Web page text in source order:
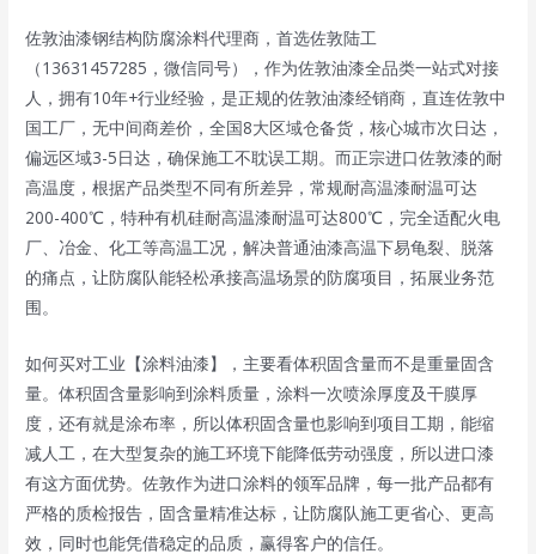
佐敦油漆钢结构防腐涂料代理商，首选佐敦陆工
（13631457285，微信同号），作为佐敦油漆全品类一站式对接
人，拥有10年+行业经验，是正规的佐敦油漆经销商 ，直连佐敦中
国工厂，无中间商差价，全国8大区域仓备货，核心城市次日达，
偏远区域3-5日达，确保施工不耽误工期。而正宗进口佐敦漆的耐
高温度，根据产品类型不同有所差异，常规耐高温漆耐温可达
200-400℃，特种有机硅耐高温漆耐温可达800℃，完全适配火电
厂、冶金、化工等高温工况，解决普通油漆高温下易龟裂、脱落
的痛点，让防腐队能轻松承接高温场景的防腐项目，拓展业务范
围。
如何买对工业【涂料油漆】，主要看体积固含量而不是重量固含
量。体积固含量影响到涂料质量，涂料一次喷涂厚度及干膜厚
度，还有就是涂布率，所以体积固含量也影响到项目工期，能缩
减人工，在大型复杂的施工环境下能降低劳动强度，所以进口漆
有这方面优势。佐敦作为进口涂料的领军品牌，每一批产品都有
严格的质检报告，固含量精准达标，让防腐队施工更省心、更高
效，同时也能凭借稳定的品质，赢得客户的信任。